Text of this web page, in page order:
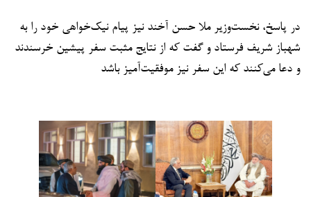
در پاسخ، نخست‌وزیر ملا حسن آخند نیز پیام نیک‌خواهی خود را به
شهباز شریف فرستاد و گفت که از نتایج مثبت سفر پیشین خرسندند
و دعا می‌کنند که این سفر نیز موفقیت‌آمیز باشد